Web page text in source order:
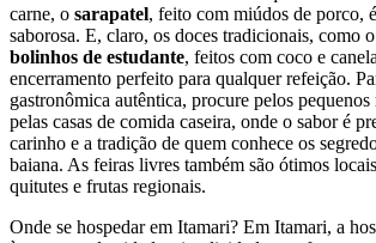
carne, o sarapatel, feito com miúdos de porco,
saborosa. E, claro, os doces tradicionais, como o
bolinhos de estudante, feitos com coco e
encerramento perfeito para qualquer refeição.
gastronômica autêntica, procure pelos pequenos
pelas casas de comida caseira, onde o sabor é
carinho e a tradição de quem conhece os
baiana. As feiras livres também são ótimos
quitutes e frutas regionais.
Onde se hospedar em Itamari? Em Itamari, a